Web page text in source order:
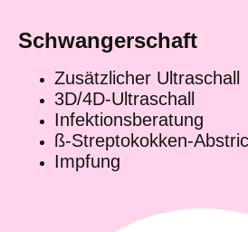
Schwangerschaft
Zusätzlicher Ultraschall
3D/4D-Ultraschall
Infektionsberatung
ß-Streptokokken-
Impfung